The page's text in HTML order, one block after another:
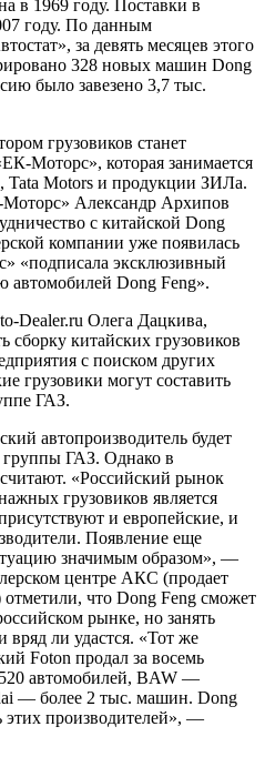
в 1969 году. Поставки в
году. По данным
за девять месяцев этого
328 новых машин Dong
было завезено 3,7 тыс.
грузовиков станет
Моторс», которая занимается
Tata Motors и продукции ЗИЛа.
Александр Архипов
с китайской Dong
компании уже появилась
«подписала эксклюзивный
автомобилей Dong Feng».
Dealer.ru Олега Дацкива,
сборку китайских грузовиков
с поиском других
грузовики могут составить
ГАЗ.
автопроизводитель будет
группы ГАЗ. Однако в
«Российский рынок
грузовиков является
и европейские, и
Появление еще
значимым образом», —
центре АКС (продает
что Dong Feng сможет
рынке, но занять
ли удастся. «Тот же
Foton продал за восемь
520 автомобилей, BAW —
— более 2 тыс. машин. Dong
этих производителей», —